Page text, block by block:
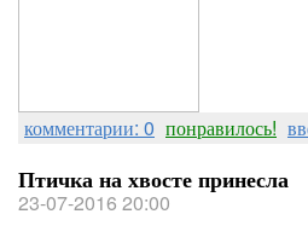
комментарии: 0 понравилось!
Птичка на хвосте принесла
23-07-2016 20:00